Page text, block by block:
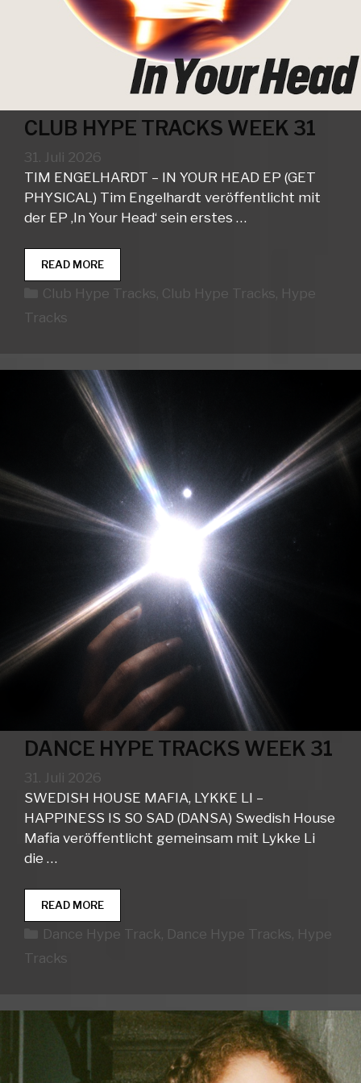
CLUB HYPE TRACKS WEEK 31
31. Juli 2026
TIM ENGELHARDT – IN YOUR HEAD EP (GET
PHYSICAL) Tim Engelhardt veröffentlicht mit
der EP ‚In Your Head‘ sein erstes …
READ MORECLUB
HYPE
TRACKS
Kategorien
Club Hype Tracks, Club Hype Tracks, Hype
Tracks
DANCE HYPE TRACKS WEEK 31
31. Juli 2026
SWEDISH HOUSE MAFIA, LYKKE LI –
HAPPINESS IS SO SAD (DANSA) Swedish House
Mafia veröffentlicht gemeinsam mit Lykke Li
die …
READ MOREDANCE
HYPE
TRACKS
Kategorien
Dance Hype Track, Dance Hype Tracks, Hype
Tracks